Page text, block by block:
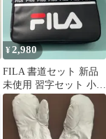
¥2,980
FILA 書道セット 新品
未使用 習字セット 小学
生 書道道具一式